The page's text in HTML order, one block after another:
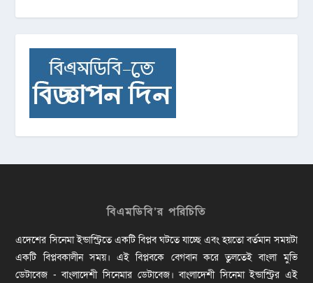
বিএমডিবি’র পরিচিতি
এদেশের সিনেমা ইন্ডাস্ট্রিতে একটি বিপ্লব ঘটতে যাচ্ছে এবং হয়তো বর্তমান সময়টা
একটি বিপ্লবকালীন সময়। এই বিপ্লবকে বেগবান করে তুলতেই বাংলা মুভি
ডেটাবেজ - বাংলাদেশী সিনেমার ডেটাবেজ। বাংলাদেশী সিনেমা ইন্ডাস্ট্রির এই